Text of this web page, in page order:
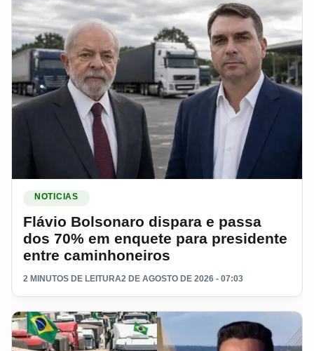
NOTICIAS
Flávio Bolsonaro dispara e passa
dos 70% em enquete para presidente
entre caminhoneiros
2 MINUTOS DE LEITURA2 DE AGOSTO DE 2026 - 07:03